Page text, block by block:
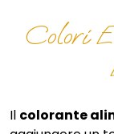
Colori
Il colorante